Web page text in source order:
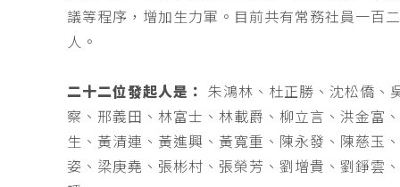
議等程序，增加生力軍。目前共有常務社員一百
人。
二十二位發起人是：
朱鴻林、杜正勝、沈松僑、
察、邢義田、林富士、林載爵、柳立言、洪金富
生、黃清連、黃進興、黃寬重、陳永發、陳慈玉
姿、梁庚堯、張彬村、張榮芳、劉增貴、劉錚雲